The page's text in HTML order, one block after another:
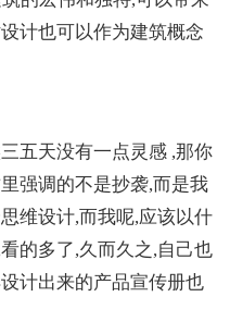
计也可以作为建筑概念
五天没有一点灵感 ,那你
强调的不是抄袭,而是我
维设计,而我呢,应该以什
的多了,久而久之,自己也
计出来的产品宣传册也